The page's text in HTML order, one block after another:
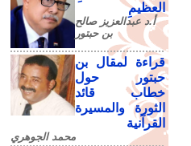
العظيمِ
أ.د عبدالعزيز صالح
بن حبتور
قراءة لمقال بن
حبتور حول
خطاب قائد
الثورة والمسيرة
القرآنية
محمد الجوهري